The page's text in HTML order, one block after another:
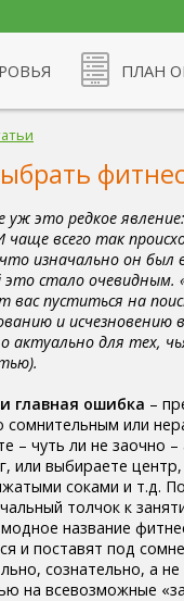
ПЛАН
уж это редкое
чаще всего так
изначально он был
стало очевидным.
вас пуститься на
и исчезновению
актуально для тех,
главная ошибка –
сомнительным или
– чуть ли не заочно
или выбираете
соками и т.д.
толчок к
название
и поставят под
сознательно, а
на всевозможные